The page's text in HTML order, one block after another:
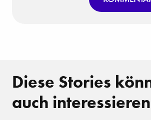
Diese Stories
auch interessieren